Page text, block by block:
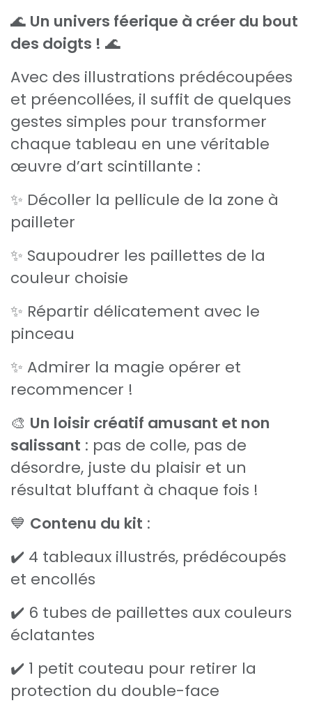
🌊 Un univers féerique à créer du bout
des doigts ! 🌊
Avec des illustrations prédécoupées
et préencollées, il suffit de quelques
gestes simples pour transformer
chaque tableau en une véritable
œuvre d’art scintillante :
✨ Décoller la pellicule de la zone à
pailleter
✨ Saupoudrer les paillettes de la
couleur choisie
✨ Répartir délicatement avec le
pinceau
✨ Admirer la magie opérer et
recommencer !
🎨 Un loisir créatif amusant et non
salissant : pas de colle, pas de
désordre, juste du plaisir et un
résultat bluffant à chaque fois !
💙 Contenu du kit :
✔️ 4 tableaux illustrés, prédécoupés
et encollés
✔️ 6 tubes de paillettes aux couleurs
éclatantes
✔️ 1 petit couteau pour retirer la
protection du double-face